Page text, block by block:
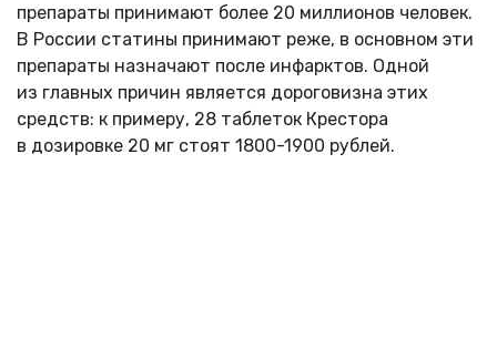
препараты принимают более 20 миллионов человек.
В России статины принимают реже, в основном эти
препараты назначают после инфарктов. Одной
из главных причин является дороговизна этих
средств: к примеру, 28 таблеток Крестора
в дозировке 20 мг стоят 1800-1900 рублей.